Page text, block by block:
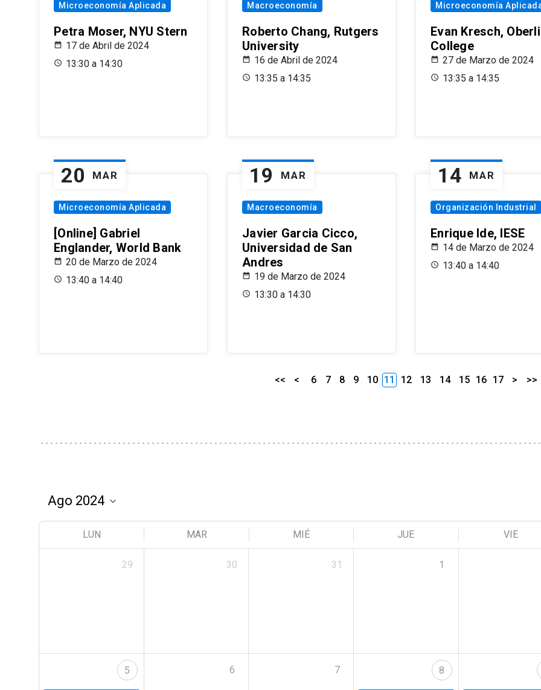
Microeconomía Aplicada
Petra Moser, NYU Stern
17 de Abril de 2024
13:30 a 14:30
Macroeconomía
Roberto Chang, Rutgers
University
16 de Abril de 2024
13:35 a 14:35
Microeconomía
Evan Kresch,
College
27 de Marzo de 2024
13:35 a 14:35
20 MAR
Microeconomía Aplicada
[Online] Gabriel
Englander, World Bank
20 de Marzo de 2024
13:40 a 14:40
19 MAR
Macroeconomía
Javier Garcia Cicco,
Universidad de San
Andres
19 de Marzo de 2024
13:30 a 14:30
14 MAR
Organización Industrial
Enrique Ide, IESE
14 de Marzo de 2024
13:40 a 14:40
<< < 6 7 8 9 10 11 12 13 14 15 16 17 > >>
LUN MAR MIÉ JUE VIE
29 30 31 1
5 6 7 8